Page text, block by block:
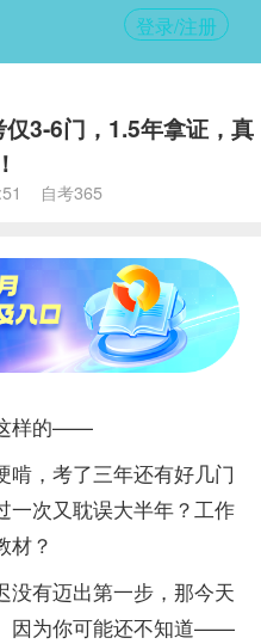
登录/注册
3-6门，1.5年拿证，真
自考365
样的——
啃，考了三年还有好几门
一次又耽误大半年？工作
材？
没有迈出第一步，那今天
因为你可能还不知道——